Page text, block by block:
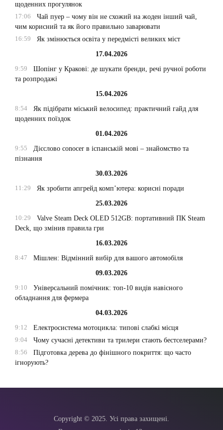
щоденних прогулянок
17:06
Чай пуер – чому він не схожий на жоден інший чай,
чим корисний та як його правильно заварювати
16:59
Як змінюється освіта у передмісті великих міст
17.04.2026
9:59
Шопінг у Кракові: де шукати бренди, речі ручної роботи
та розпродажі
15.04.2026
8:54
Як підібрати міський велосипед: практичний гайд для
щоденних поїздок
01.04.2026
9:55
Дієслово conocer в іспанській мові – знайомство та
пізнання
30.03.2026
11:29
Як зробити апгрейд комп’ютера: корисні поради
25.03.2026
10:29
Valve Steam Deck OLED 512GB: портативний ПК Steam
Deck, що змінив правила гри
16.03.2026
8:47
Мішлен: Відмінний вибір для вашого автомобіля
09.03.2026
9:10
Універсальний помічник: топ-10 видів навісного
обладнання для фермера
04.03.2026
9:12
Електросистема мотоцикла: типові слабкі місця
9:04
Чому сучасні детективи та трилери стають бестселерами?
8:56
Підготовка дерева до фінішного покриття: що часто
ігнорують?
Copyright © 2025. Усі права захищені.